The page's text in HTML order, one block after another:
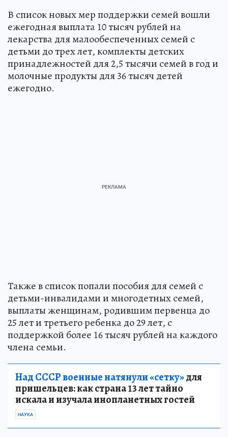
В список новых мер поддержки семей вошли
ежегодная выплата 10 тысяч рублей на
лекарства для малообеспеченных семей с
детьми до трех лет, комплекты детских
принадлежностей для 2,5 тысячи семей в год и
молочные продукты для 36 тысяч детей
ежегодно.
Также в список попали пособия для семей с
детьми-инвалидами и многодетных семей,
выплаты женщинам, родившим первенца до
25 лет и третьего ребенка до 29 лет, с
поддержкой более 16 тысяч рублей на каждого
члена семьи.
Над СССР военные натянули «сетку»для
пришельцев: как страна 13 лет тайно
искала и изучала инопланетных гостей
НАУКА